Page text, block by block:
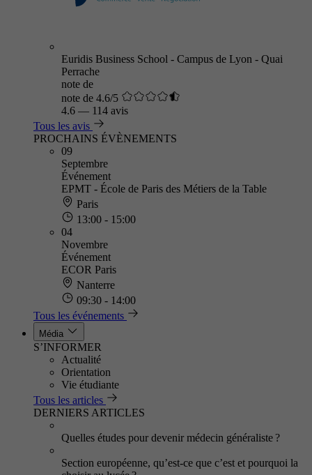
Euridis Business School - Campus de Lyon - Quai
Perrache
note de
note de 4.6/5
4.6 — 114 avis
Tous les avis
PROCHAINS ÉVÈNEMENTS
09
Septembre
Événement
EPMT - École de Paris des Métiers de la Table
Paris
13:00 - 15:00
04
Novembre
Événement
ECOR Paris
Nanterre
09:30 - 14:00
Tous les événements
Média
S’INFORMER
Actualité
Orientation
Vie étudiante
Tous les articles
DERNIERS ARTICLES
Quelles études pour devenir médecin généraliste ?
Section européenne, qu’est-ce que c’est et pourquoi la